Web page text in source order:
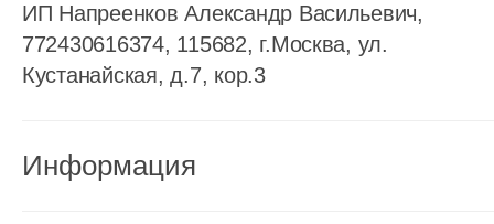
ИП Напреенков Александр Васильевич,
772430616374, 115682, г.Москва, ул.
Кустанайская, д.7, кор.3
Информация